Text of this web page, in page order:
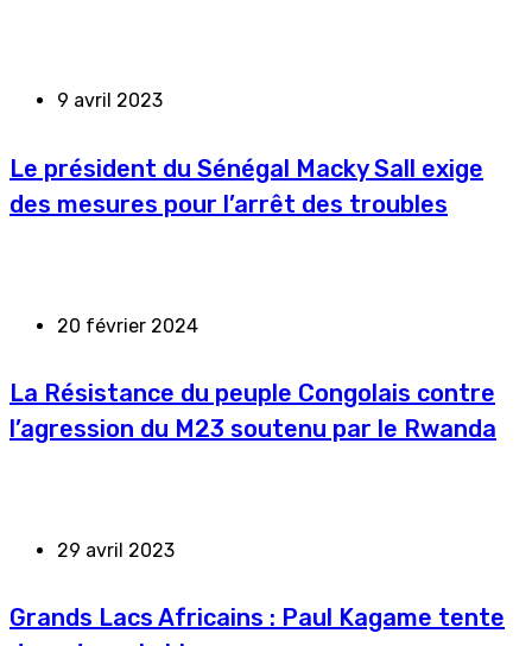
9 avril 2023
Le président du Sénégal Macky Sall exige
des mesures pour l’arrêt des troubles
20 février 2024
La Résistance du peuple Congolais contre
l’agression du M23 soutenu par le Rwanda
29 avril 2023
Grands Lacs Africains : Paul Kagame tente